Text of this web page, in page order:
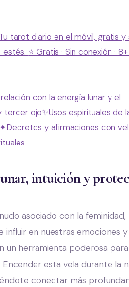
Tu tarot diario en el móvil, gratis y
estés. ⭐ Gratis · Sin conexión ·
con la energía lunar y el
tercer ojo✨Usos espirituales de
✦Decretos y afirmaciones con
intuición y
asociado con la feminidad,
en nuestras emociones
un herramienta poderosa para
esta vela durante la
conectar más